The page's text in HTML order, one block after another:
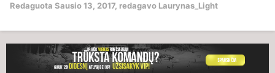
Redaguota Sausio 13, 2017, redagavo Laurynas_Light